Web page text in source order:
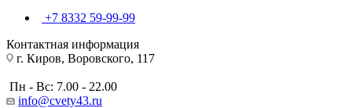
+7 8332 59-99-99
Контактная информация
г. Киров, Воровского, 117
Пн - Вс: 7.00 - 22.00
info@cvety43.ru